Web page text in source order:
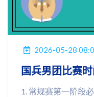
2026-05-28
国兵男团比赛时
1. 常规赛第一阶段